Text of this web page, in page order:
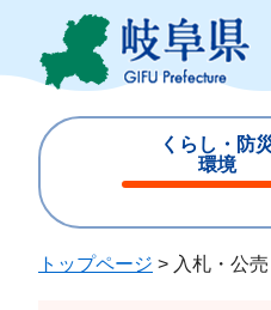
ジ
ュ
くらし・防災
環境
じ
トップページ > 入札・公売